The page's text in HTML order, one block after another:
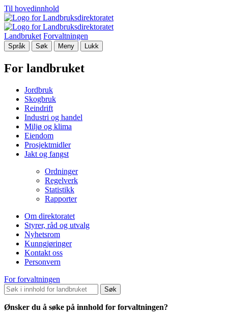
Til hovedinnhold
Landbruket Forvaltningen
Språk Søk Meny Lukk
For landbruket
Jordbruk
Skogbruk
Reindrift
Industri og handel
Miljø og klima
Eiendom
Prosjektmidler
Jakt og fangst
Ordninger
Regelverk
Statistikk
Rapporter
Om direktoratet
Styrer, råd og utvalg
Nyhetsrom
Kunngjøringer
Kontakt oss
Personvern
For forvaltningen
Søk
Ønsker du å søke på innhold for forvaltningen?